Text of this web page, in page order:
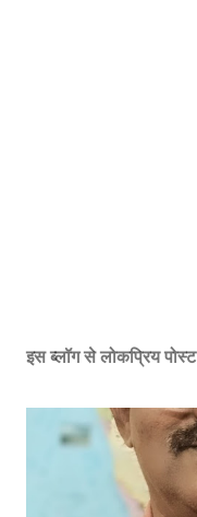
इस ब्लॉग से लोकप्रिय पोस्ट